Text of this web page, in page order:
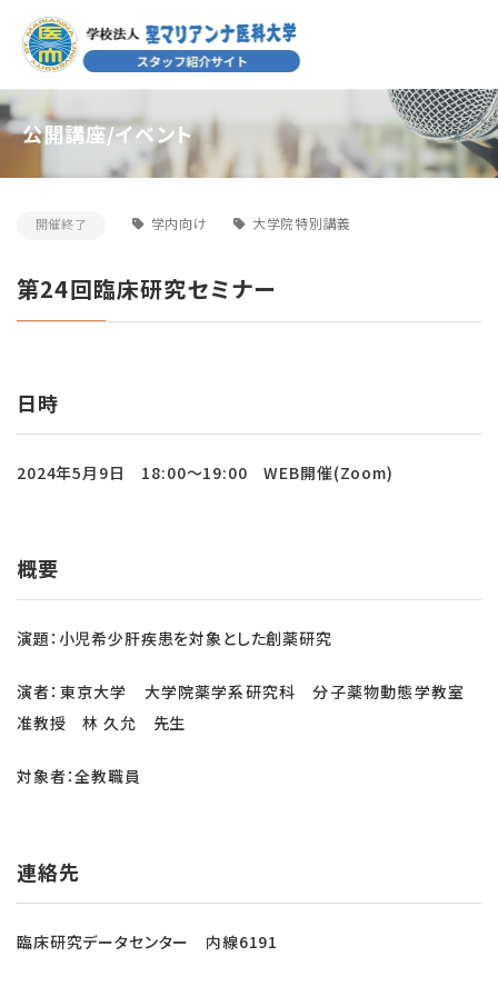
公開講座/イベント
開催終了 学内向け 大学院特別講義
第24回臨床研究セミナー
日時
2024年5月9日 18:00～19:00 WEB開催(Zoom)
概要
演題：小児希少肝疾患を対象とした創薬研究
演者：東京大学 大学院薬学系研究科 分子薬物動態学教室
准教授 林 久允 先生
対象者：全教職員
連絡先
臨床研究データセンター 内線6191